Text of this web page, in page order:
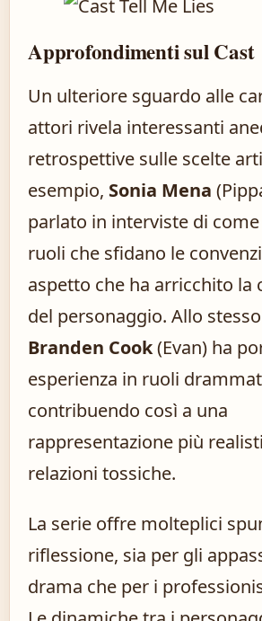
Approfondimenti sul Cast
Un ulteriore sguardo alle
attori rivela interessanti
retrospettive sulle scelte
esempio, Sonia Mena
parlato in interviste di
ruoli che sfidano le
aspetto che ha arricchito la
del personaggio. Allo
Branden Cook(Evan) ha
esperienza in ruoli
contribuendo così a una
rappresentazione più
relazioni tossiche.
La serie offre molteplici
riflessione, sia per gli
drama che per i